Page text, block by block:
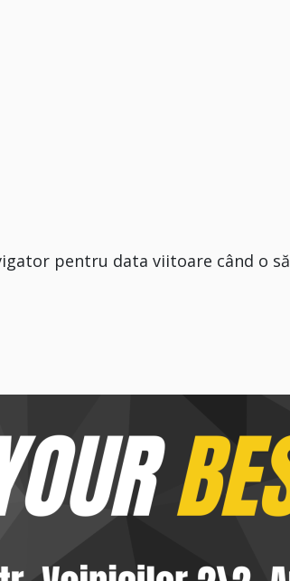
pentru data viitoare când o să